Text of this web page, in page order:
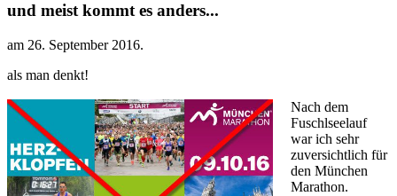
und meist kommt es anders...
am 26. September 2016.
als man denkt!
Nach dem
Fuschlseelauf
war ich sehr
zuversichtlich für
den München
Marathon.